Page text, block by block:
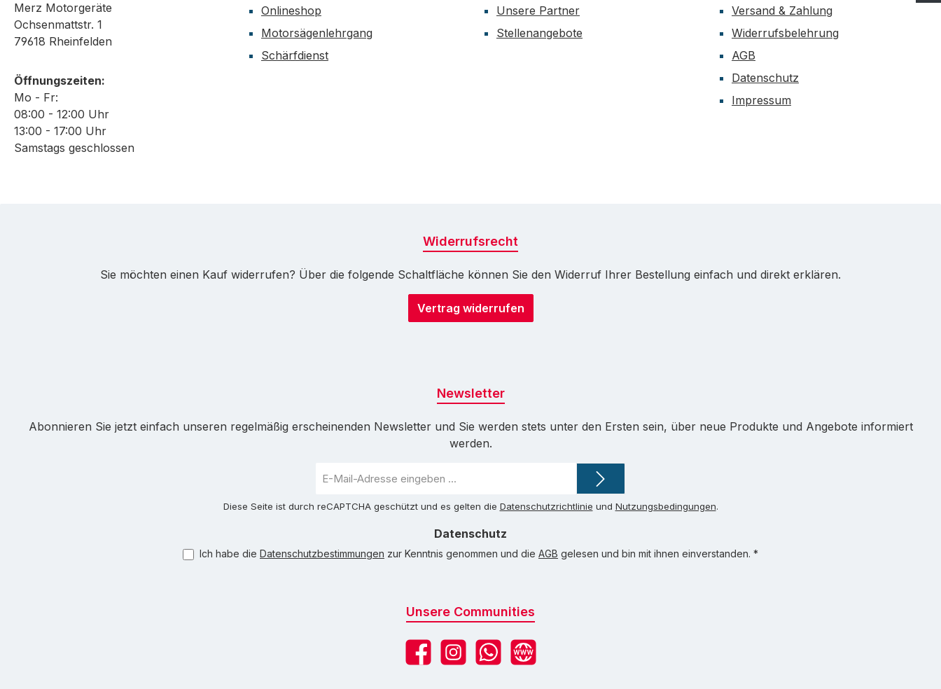
Merz Motorgeräte
Ochsenmattstr. 1
79618 Rheinfelden
Öffnungszeiten:
Mo - Fr:
08:00 - 12:00 Uhr
13:00 - 17:00 Uhr
Samstags geschlossen
Onlineshop
Motorsägenlehrgang
Schärfdienst
Unsere Partner
Stellenangebote
Versand & Zahlung
Widerrufsbelehrung
AGB
Datenschutz
Impressum
Widerrufsrecht
Sie möchten einen Kauf widerrufen? Über die folgende Schaltfläche können Sie den Widerruf Ihrer Bestellung einfach und direkt erklären.
Vertrag widerrufen
Newsletter
Abonnieren Sie jetzt einfach unseren regelmäßig erscheinenden Newsletter und Sie werden stets unter den Ersten sein, über neue Produkte und Angebote informiert
werden.
Mail-
Diese Seite ist durch reCAPTCHA geschützt und es gelten die Datenschutzrichtlinie und Nutzungsbedingungen.
Datenschutz
Ich habe die Datenschutzbestimmungen zur Kenntnis genommen und die AGB gelesen und bin mit ihnen einverstanden. *
Unsere Communities
FacebookInstagramWhatsApp
Website